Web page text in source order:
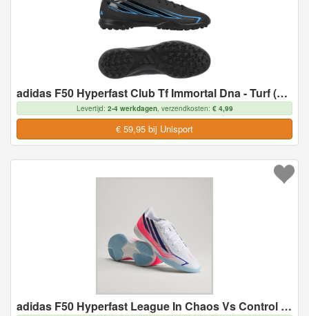
adidas F50 Hyperfast Club Tf Immortal Dna - Turf (Tf), maat 46
Levertijd: 2-4 werkdagen, verzendkosten: € 4,99
€ 59,95 bij Unisport
adidas F50 Hyperfast League In Chaos Vs Control - Indoor (Ic), maat 46